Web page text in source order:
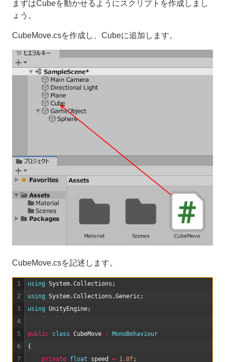
まずはCubeを動かせるようにスクリプトを作成しまし
ょう。
CubeMove.csを作成し、Cubeに追加します。
CubeMove.csを記述します。
1
2
3
4
5
6
7
using System.Collections ;
using System.Collections .Generic;
using UnityEngine;
public class CubeMove :
MonoBehaviour
{
private float speed = 1.0f;